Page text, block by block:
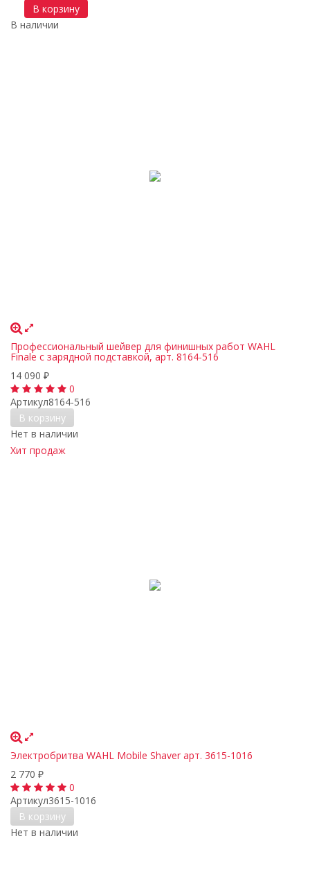
В корзину
В наличии
Профессиональный шейвер для финишных работ WAHL
Finale с зарядной подставкой, арт. 8164-516
14 090 ₽
0
Артикул8164-516
В корзину
Нет в наличии
Хит продаж
Электробритва WAHL Mobile Shaver арт. 3615-1016
2 770 ₽
0
Артикул3615-1016
В корзину
Нет в наличии